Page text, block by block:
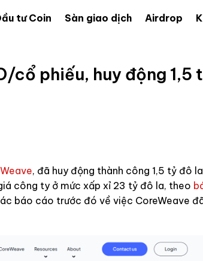
tư Coin Sàn giao dịch Airdrop
cổ phiếu, huy động 1,5
, đã huy động thành công 1,5 tỷ đô
công ty ở mức xấp xỉ 23 tỷ đô la, theo
báo cáo trước đó về việc CoreWeave